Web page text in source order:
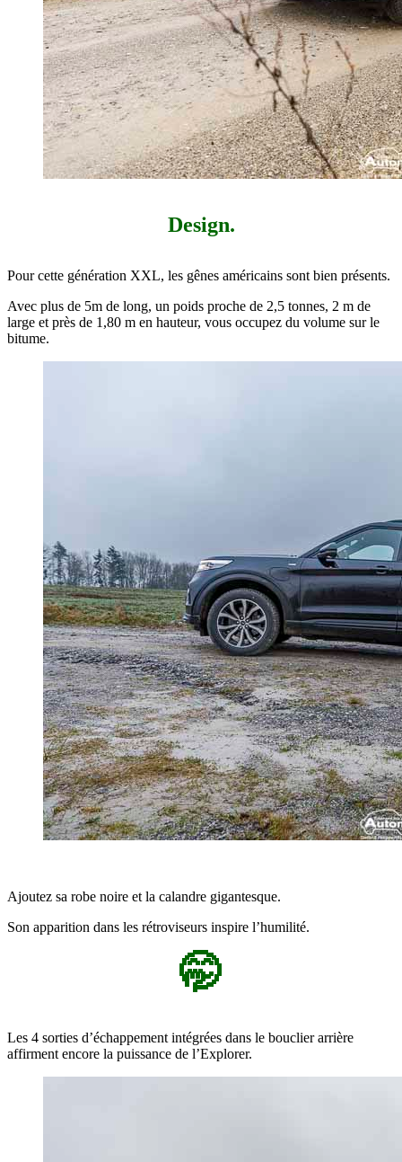
Design.
Pour cette génération XXL, les gênes américains sont bien présents.
Avec plus de 5m de long, un poids proche de 2,5 tonnes, 2 m de
large et près de 1,80 m en hauteur, vous occupez du volume sur le
bitume.
Ajoutez sa robe noire et la calandre gigantesque.
Son apparition dans les rétroviseurs inspire l’humilité.
🤭
Les 4 sorties d’échappement intégrées dans le bouclier arrière
affirment encore la puissance de l’Explorer.